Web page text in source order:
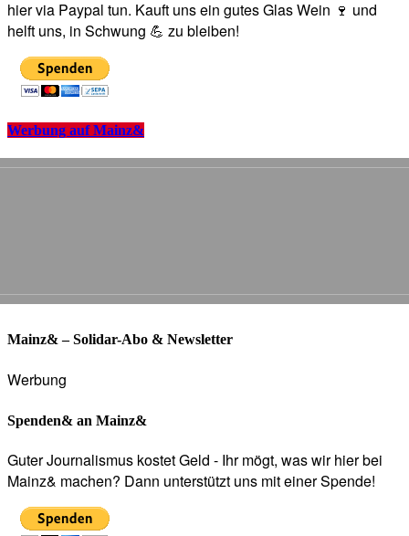
hier via Paypal tun. Kauft uns ein gutes Glas Wein 🍷 und
helft uns, in Schwung 💪 zu bleiben!
Werbung auf Mainz&
Mainz& – Solidar-Abo & Newsletter
Werbung
Spenden& an Mainz&
Guter Journalismus kostet Geld - Ihr mögt, was wir hier bei
Mainz& machen? Dann unterstützt uns mit einer Spende!